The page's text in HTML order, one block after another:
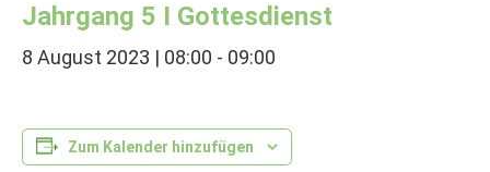
Jahrgang 5 I Gottesdienst
8 August 2023 | 08:00 - 09:00
Zum Kalender hinzufügen